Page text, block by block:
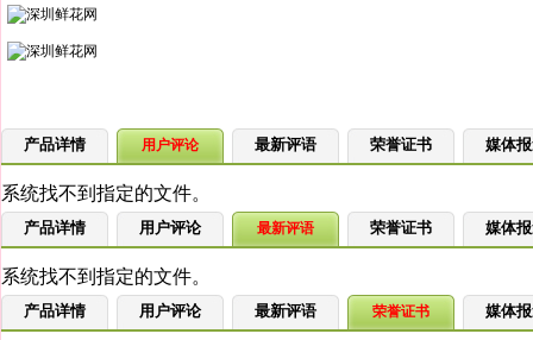
产品详情 用户评论 最新评语 荣誉证书 媒体
产品详情 用户评论 最新评语 荣誉证书 媒体
产品详情 用户评论 最新评语 荣誉证书 媒体